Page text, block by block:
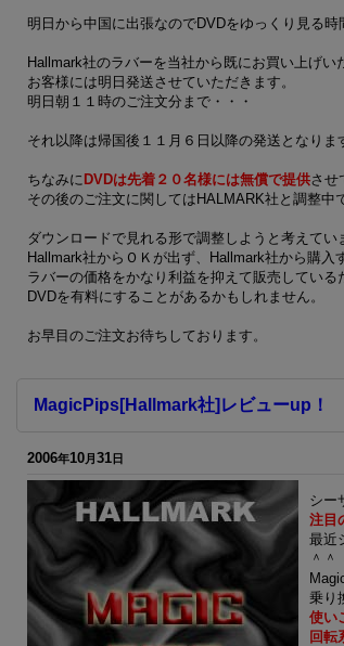
明日から中国に出張なのでDVDをゆっくり見る時
Hallmark社のラバーを当社から既にお買い上げい
お客様には明日発送させていただきます。
明日朝１１時のご注文分まで・・・
それ以降は帰国後１１月６日以降の発送となりま
ちなみに DVDは先着２０名様には無償で提供させ
その後のご注文に関してはHALMARK社と調整中
ダウンロードで見れる形で調整しようと考えてい
Hallmark社からＯＫが出ず、Hallmark社から購入
ラバーの価格をかなり利益を抑えて販売している
DVDを有料にすることがあるかもしれません。
お早目のご注文お待ちしております。
MagicPips[Hallmark社]レビューup！
2006年10月 31日
シー
注目
最近
＾＾
乗り
使い
回転